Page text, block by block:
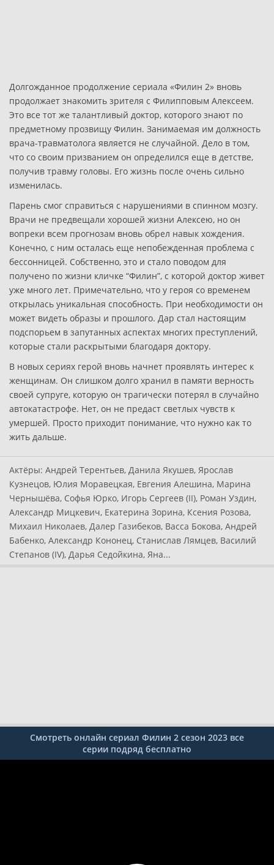
Долгожданное продолжение сериала «Филин 2» вновь
продолжает знакомить зрителя с Филипповым Алексеем.
Это все тот же талантливый доктор, которого знают по
предметному прозвищу Филин. Занимаемая им должность
врача-травматолога является не случайной. Дело в том,
что со своим призванием он определился еще в детстве,
получив травму головы. Его жизнь после очень сильно
изменилась.
Парень смог справиться с нарушениями в спинном мозгу.
Врачи не предвещали хорошей жизни Алексею, но он
вопреки всем прогнозам вновь обрел навык хождения.
Конечно, с ним осталась еще непобежденная проблема с
бессонницей. Собственно, это и стало поводом для
получено по жизни кличке “Филин”, с которой доктор живет
уже много лет. Примечательно, что у героя со временем
открылась уникальная способность. При необходимости он
может видеть образы и прошлого. Дар стал настоящим
подспорьем в запутанных аспектах многих преступлений,
которые стали раскрытыми благодаря доктору.
В новых сериях герой вновь начнет проявлять интерес к
женщинам. Он слишком долго хранил в памяти верность
своей супруге, которую он трагически потерял в случайно
автокатастрофе. Нет, он не предаст светлых чувств к
умершей. Просто приходит понимание, что нужно как то
жить дальше.
Актёры: Андрей Терентьев, Данила Якушев, Ярослав
Кузнецов, Юлия Моравецкая, Евгения Алешина, Марина
Чернышёва, Софья Юрко, Игорь Сергеев (II), Роман Уздин,
Александр Мицкевич, Екатерина Зорина, Ксения Розова,
Михаил Николаев, Далер Газибеков, Васса Бокова, Андрей
Бабенко, Александр Кононец, Станислав Лямцев, Василий
Степанов (IV), Дарья Седойкина, Яна...
Смотреть онлайн сериал Филин 2 сезон 2023 все
серии подряд бесплатно